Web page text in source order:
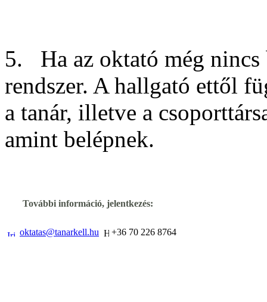
5. Ha az oktató még nincs
rendszer. A hallgató ettől
a tanár, illetve a
amint belépnek.